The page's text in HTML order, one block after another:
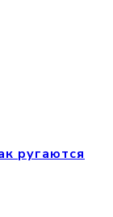
ругаются